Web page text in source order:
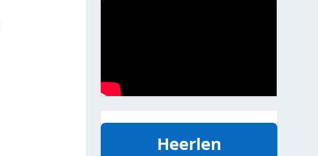
Heerlen